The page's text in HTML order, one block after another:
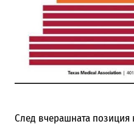
След вчерашната позиция